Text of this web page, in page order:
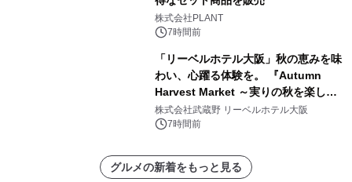
株式会社PLANT
7時間前
「リーベルホテル大阪」秋の恵みを味
わい、心躍る体験を。 『Autumn
Harvest Market ～実りの秋を楽しむ
ディナー&スイーツビュッフェ～』を9
月18日より開催！
株式会社武蔵野 リーベルホテル大阪
7時間前
グルメの新着をもっと見る